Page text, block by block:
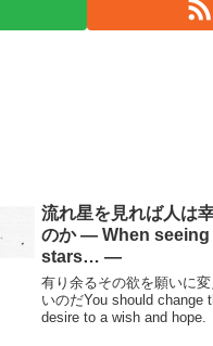
流れ星を見れば人は
のか — When
stars… —
有り余るその欲を願いに
いのだYou should change
desire to a wish and hope.